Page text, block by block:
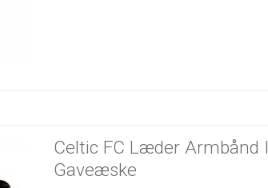
Celtic FC Læder Armbånd I
Gaveæske